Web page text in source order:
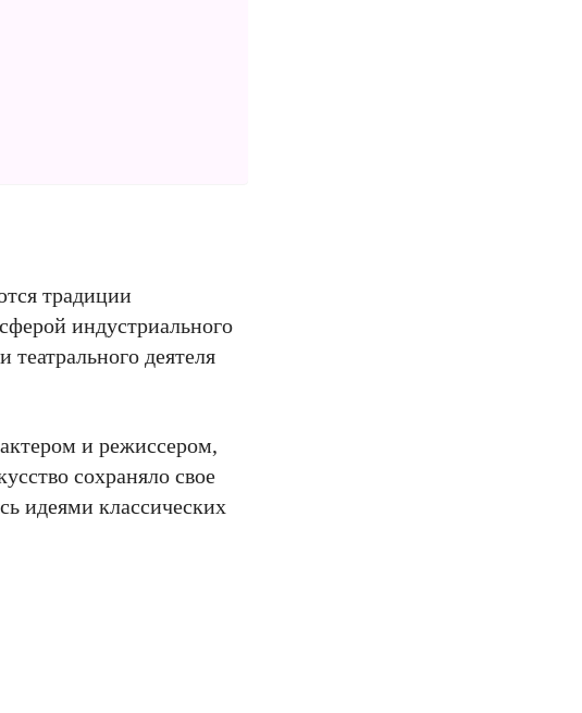
традиции
индустриального
деятеля
и режиссером,
сохраняло свое
идеями классических